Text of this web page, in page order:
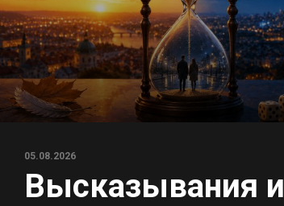
05.08.2026
Высказывания и